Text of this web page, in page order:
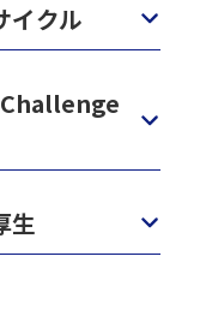
イクル
生